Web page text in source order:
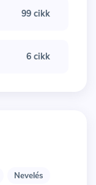
99 cikk
6 cikk
Nevelés